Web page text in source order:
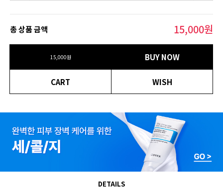
총 상품 금액 15,000원
15,000원 BUY NOW
CART WISH
DETAILS